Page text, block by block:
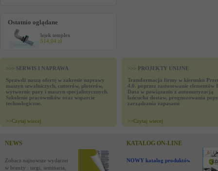
Ostatnio oglądane
lejek templex
514,04 zł
>>> SERWIS I NAPRAWA
Sprawdź naszą ofertę w zakresie naprawy
maszyn szwalniczych, cutterów, ploterów,
wytwornic pary i maszyn specjalistycznych.
Szkolenie pracowników oraz wsparcie
technologiczne.
>>Czytaj wiecej
>>> PROJEKTY UNIJNE
Transformacja firmy w kierunku
4.0. poprzez zastosowanie elementów
Data w powiązaniu z automatyzacją
łańcucha dostaw, prognozowania
zarządzania zapasami
>>Czytaj wiecej
NEWS
Zobacz najnowsze wydarzenia
w branży : targi, seminaria,
KATALOG ON-LINE
NOWY katalog produktów !